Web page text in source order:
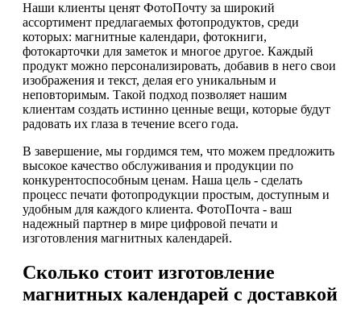
Наши клиенты ценят ФотоПочту за широкий
ассортимент предлагаемых фотопродуктов, среди
которых: магнитные календари, фотокниги,
фотокарточки для заметок и многое другое. Каждый
продукт можно персонализировать, добавив в него свои
изображения и текст, делая его уникальным и
неповторимым. Такой подход позволяет нашим
клиентам создать истинно ценные вещи, которые будут
радовать их глаза в течение всего года.
В завершение, мы гордимся тем, что можем предложить
высокое качество обслуживания и продукции по
конкурентоспособным ценам. Наша цель - сделать
процесс печати фотопродукции простым, доступным и
удобным для каждого клиента. ФотоПочта - ваш
надежный партнер в мире цифровой печати и
изготовления магнитных календарей.
Сколько стоит изготовление
магнитных календарей с доставкой